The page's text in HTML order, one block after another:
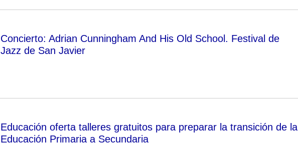
Concierto: Adrian Cunningham And His Old School. Festival de
Jazz de San Javier
Educación oferta talleres gratuitos para preparar la transición de la
Educación Primaria a Secundaria